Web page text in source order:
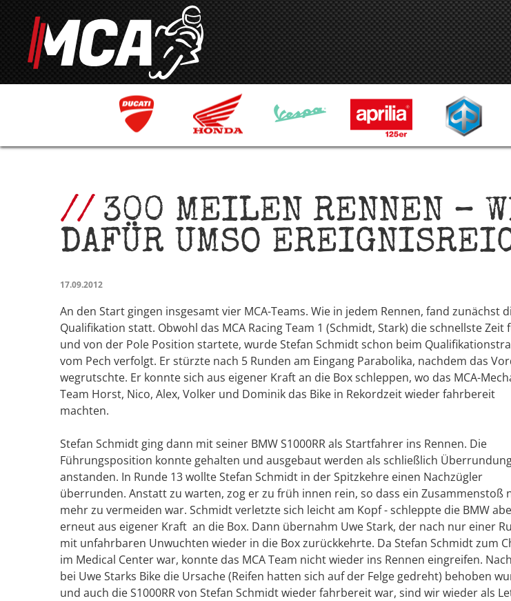
300 MEILEN RENNEN –
DAFÜR UMSO
17.09.2012
An den Start gingen insgesamt vier MCA-Teams. Wie in jedem Rennen, fand zunächst
Qualifikation statt. Obwohl das MCA Racing Team 1 (Schmidt, Stark) die schnellste Zeit
und von der Pole Position startete, wurde Stefan Schmidt schon beim
vom Pech verfolgt. Er stürzte nach 5 Runden am Eingang Parabolika, nachdem das
wegrutschte. Er konnte sich aus eigener Kraft an die Box schleppen, wo das MCA-
Team Horst, Nico, Alex, Volker und Dominik das Bike in Rekordzeit wieder fahrbereit
machten.
Stefan Schmidt ging dann mit seiner BMW S1000RR als Startfahrer ins Rennen. Die
Führungsposition konnte gehalten und ausgebaut werden als schließlich
anstanden. In Runde 13 wollte Stefan Schmidt in der Spitzkehre einen Nachzügler
überrunden. Anstatt zu warten, zog er zu früh innen rein, so dass ein Zusammenstoß
mehr zu vermeiden war. Schmidt verletzte sich leicht am Kopf - schleppte die BMW
erneut aus eigener Kraft an die Box. Dann übernahm Uwe Stark, der nach nur einer
mit unfahrbaren Unwuchten wieder in die Box zurückkehrte. Da Stefan Schmidt zum
im Medical Center war, konnte das MCA Team nicht wieder ins Rennen eingreifen.
bei Uwe Starks Bike die Ursache (Reifen hatten sich auf der Felge gedreht) behoben
und auch die S1000RR von Stefan Schmidt wieder fahrbereit war, sind wir wieder als